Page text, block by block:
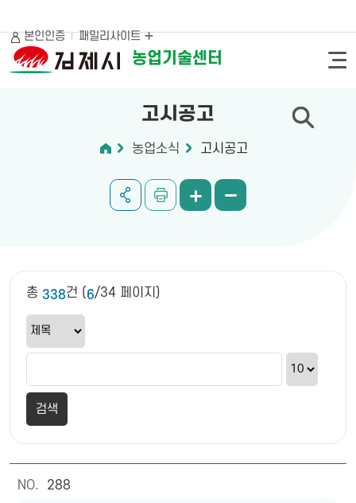
농업기술센터
본인인증 패밀리사이트
고시공고
농업소식 고시공고
총 338건 (6/34 페이지)
288